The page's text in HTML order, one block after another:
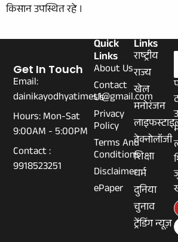
किसान उपस्थित रहे ।
Links
राष्ट्रीय
राज्य
खेल
मनोरंजन
टेक्नोलॉजी
शिक्षा
धर्म
दुनिया
चुनाव
ट्रेंडिंग न्यूज़
Quick
Links
About Us
Contact
Us
Privacy
Policy
Terms And
Conditions
Disclaimer
ePaper
Get In Touch
Email:
dainikayodhyatimes1@gmail.com
Hours: Mon-Sat
9:00AM - 5:00PM
Contact :
9918523251